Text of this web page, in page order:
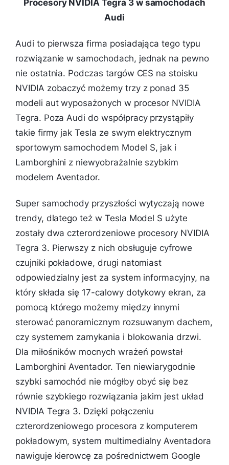
Procesory NVIDIA Tegra 3 w samochodach
Audi
Audi to pierwsza firma posiadająca tego typu
rozwiązanie w samochodach, jednak na pewno
nie ostatnia. Podczas targów CES na stoisku
NVIDIA zobaczyć możemy trzy z ponad 35
modeli aut wyposażonych w procesor NVIDIA
Tegra. Poza Audi do współpracy przystąpiły
takie firmy jak Tesla ze swym elektrycznym
sportowym samochodem Model S, jak i
Lamborghini z niewyobrażalnie szybkim
modelem Aventador.
Super samochody przyszłości wytyczają nowe
trendy, dlatego też w Tesla Model S użyte
zostały dwa czterordzeniowe procesory NVIDIA
Tegra 3. Pierwszy z nich obsługuje cyfrowe
czujniki pokładowe, drugi natomiast
odpowiedzialny jest za system informacyjny, na
który składa się 17-calowy dotykowy ekran, za
pomocą którego możemy między innymi
sterować panoramicznym rozsuwanym dachem,
czy systemem zamykania i blokowania drzwi.
Dla miłośników mocnych wrażeń powstał
Lamborghini Aventador. Ten niewiarygodnie
szybki samochód nie mógłby obyć się bez
równie szybkiego rozwiązania jakim jest układ
NVIDIA Tegra 3. Dzięki połączeniu
czterordzeniowego procesora z komputerem
pokładowym, system multimedialny Aventadora
nawiguje kierowcę za pośrednictwem Google